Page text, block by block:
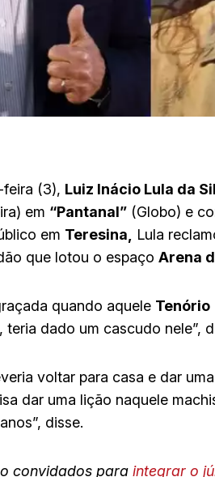
feira (3), Luiz Inácio Lula da
em “Pantanal” (Globo) e
em Teresina,
Lula
que lotou o espaço Arena
quando aquele Tenório
teria dado um cascudo nele”,
voltar para casa e dar
dar uma lição naquele
disse.
convidados para integrar o